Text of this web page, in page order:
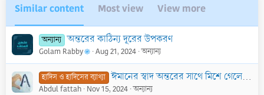
Similar content Most view View more
অন্যান্য অন্তরের কাঠিন্য দূরের উপকরণ
Golam Rabby Aug 21, 2024 অন্যান্য
হাদিস ও হাদিসের ব্যাখ্যা ঈমানের স্বাদ অন্তরের সাথে মিশে গেলে কেউ তা অপছন্দ করে না
Abdul fattah Nov 15, 2024 অন্যান্য